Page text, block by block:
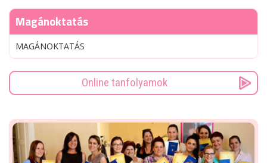
Magánoktatás
MAGÁNOKTATÁS
Online tanfolyamok